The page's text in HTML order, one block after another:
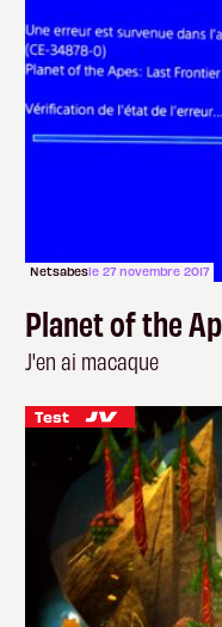
Netsabesle 27 novembre 2017
Planet of the
J'en ai macaque
Test